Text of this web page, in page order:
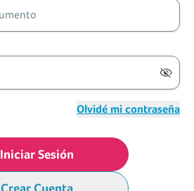
Olvidé mi contraseña
Iniciar Sesión
Crear Cuenta